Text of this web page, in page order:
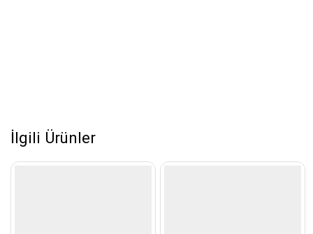
İlgili Ürünler